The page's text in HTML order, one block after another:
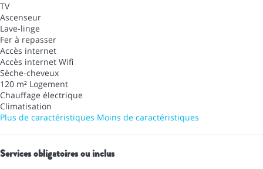
TV
Ascenseur
Lave-linge
Fer à repasser
Accès internet
Accès internet Wifi
Sèche-cheveux
120 m² Logement
Chauffage électrique
Climatisation
Plus de caractéristiques Moins de caractéristiques
Services obligatoires ou inclus